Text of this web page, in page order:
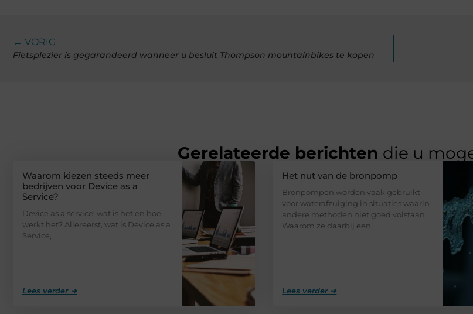
← VORIG
Fietsplezier is gegarandeerd wanneer u besluit Thompson mountainbikes te kopen
Gerelateerde berichten die u
Waarom kiezen steeds meer
bedrijven voor Device as a
Service?
Device as a service: wat is het en hoe
werkt het? Allereerst, wat is Device as a
Service,
Lees verder ➜
Het nut van de bronpomp
Bronpompen worden vaak gebruikt
voor waterafzuiging in situaties waarin
andere methoden niet goed volstaan.
Waarom ze daarbij een
Lees verder ➜